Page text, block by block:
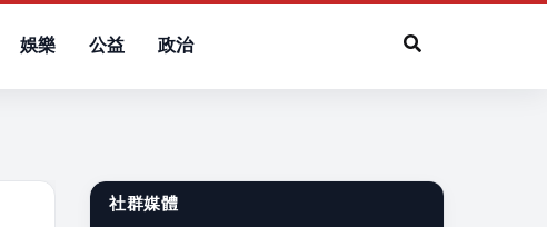
娛樂 公益 政治
社群媒體